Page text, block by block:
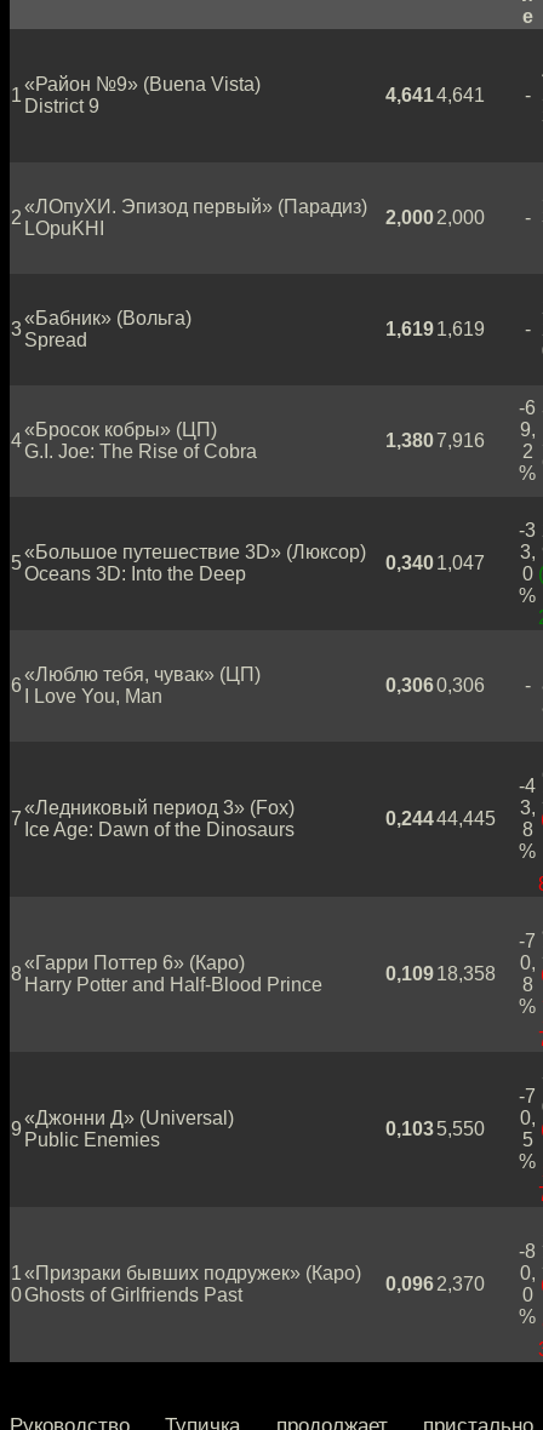
е
1
«Район №9» (Buena Vista)
District 9
4,6414,641 -
2
«ЛОпуХИ. Эпизод первый» (Парадиз)
LOpuKHI
2,0002,000 -
3
«Бабник» (Вольга)
Spread
1,6191,619 -
4
«Бросок кобры» (ЦП)
G.I. Joe: The Rise of Cobra
1,3807,916
-6
9,
2
%
5
«Большое путешествие 3D» (Люксор)
Oceans 3D: Into the Deep
0,3401,047
-3
3,
0
%
6
«Люблю тебя, чувак» (ЦП)
I Love You, Man
0,3060,306 -
7
«Ледниковый период 3» (Fox)
Ice Age: Dawn of the Dinosaurs
0,24444,445
-4
3,
8
%
8
«Гарри Поттер 6» (Каро)
Harry Potter and Half-Blood Prince
0,10918,358
-7
0,
8
%
9
«Джонни Д» (Universal)
Public Enemies
0,1035,550
-7
0,
5
%
1
0
«Призраки бывших подружек» (Каро)
Ghosts of Girlfriends Past
0,0962,370
-8
0,
0
%